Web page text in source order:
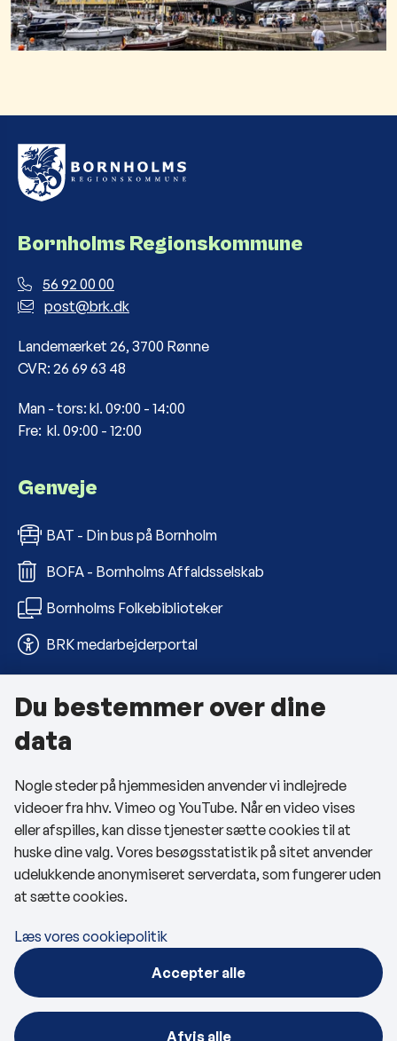
Bornholms Regionskommune
56 92 00 00
post@brk.dk
Landemærket 26, 3700 Rønne
CVR: 26 69 63 48
Man - tors: kl. 09:00 - 14:00
Fre: kl. 09:00 - 12:00
Genveje
BAT - Din bus på Bornholm
BOFA - Bornholms Affaldsselskab
Bornholms Folkebiblioteker
BRK medarbejderportal
Om kommunen
Kontakt os
Telefon- og åbningstider
Tilgængelighedserklæring
Privatlivspolitik
Cookies
Følg os
BRK på Facebook
Du bestemmer over dine
data
Nogle steder på hjemmesiden anvender vi indlejrede
videoer fra hhv. Vimeo og YouTube. Når en video vises
eller afspilles, kan disse tjenester sætte cookies til at
huske dine valg. Vores besøgsstatistik på sitet anvender
udelukkende anonymiseret serverdata, som fungerer uden
at sætte cookies.
Læs vores cookiepolitik
Accepter alle
Afvis alle